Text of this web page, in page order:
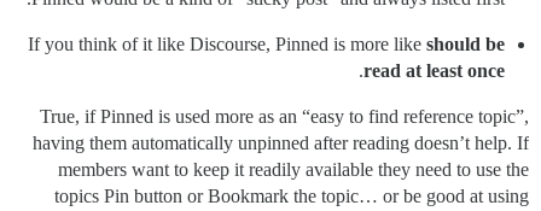
If you think of it like Discourse, Pinned is more like should be
read at least once
.
True, if Pinned is used more as an “easy to find reference topic”,
having them automatically unpinned after reading doesn’t help. If
members want to keep it readily available they need to use the
topics Pin button or Bookmark the topic… or be good at using